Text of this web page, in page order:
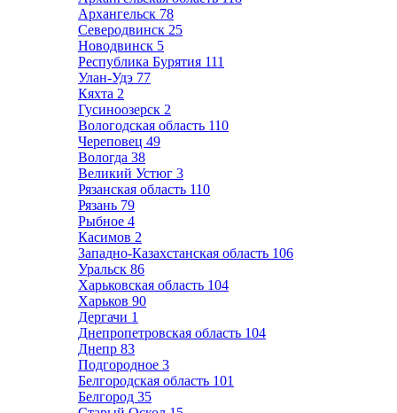
Архангельск 78
Северодвинск 25
Новодвинск 5
Республика Бурятия 111
Улан-Удэ 77
Кяхта 2
Гусиноозерск 2
Вологодская область 110
Череповец 49
Вологда 38
Великий Устюг 3
Рязанская область 110
Рязань 79
Рыбное 4
Касимов 2
Западно-Казахстанская область 106
Уральск 86
Харьковская область 104
Харьков 90
Дергачи 1
Днепропетровская область 104
Днепр 83
Подгородное 3
Белгородская область 101
Белгород 35